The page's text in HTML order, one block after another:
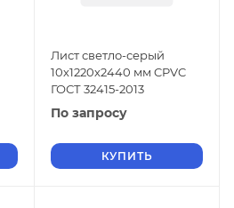
Лист светло-серый
10х1220х2440 мм CPVC
ГОСТ 32415-2013
По запросу
КУПИТЬ